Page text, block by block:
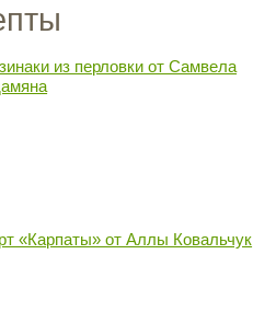
из перловки от Самвела
«Карпаты» от Аллы Ковальчук